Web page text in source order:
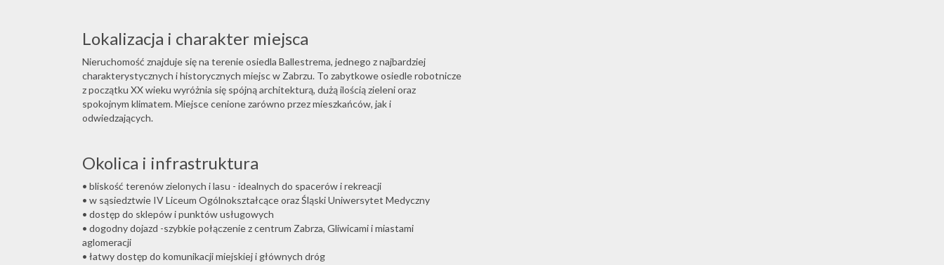
Lokalizacja i charakter miejsca
Nieruchomość znajduje się na terenie osiedla Ballestrema, jednego z najbardziej
charakterystycznych i historycznych miejsc w Zabrzu. To zabytkowe osiedle robotnicze
z początku XX wieku wyróżnia się spójną architekturą, dużą ilością zieleni oraz
spokojnym klimatem. Miejsce cenione zarówno przez mieszkańców, jak i
odwiedzających.
Okolica i infrastruktura
• bliskość terenów zielonych i lasu - idealnych do spacerów i rekreacji
• w sąsiedztwie IV Liceum Ogólnokształcące oraz Śląski Uniwersytet Medyczny
• dostęp do sklepów i punktów usługowych
• dogodny dojazd -szybkie połączenie z centrum Zabrza, Gliwicami i miastami
aglomeracji
• łatwy dostęp do komunikacji miejskiej i głównych dróg